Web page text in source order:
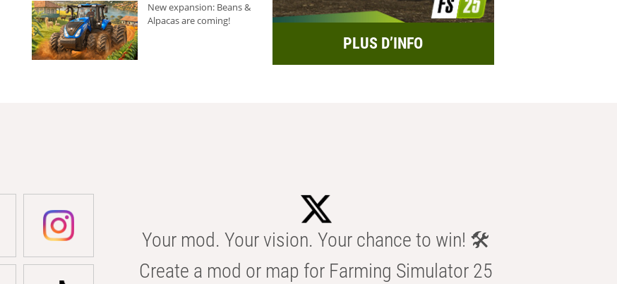
New expansion: Beans &
Alpacas are coming!
PLUS D’INFO
Your mod. Your vision. Your chance to win! 🛠️
Create a mod or map for Farming Simulator 25